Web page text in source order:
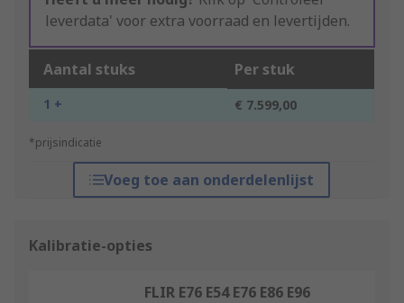
leverdata' voor extra voorraad en levertijden.
Aantal stuks Per stuk
1 + € 7.599,00
*prijsindicatie
Voeg toe aan onderdelenlijst
Kalibratie-opties
FLIR E76 E54 E76 E86 E96